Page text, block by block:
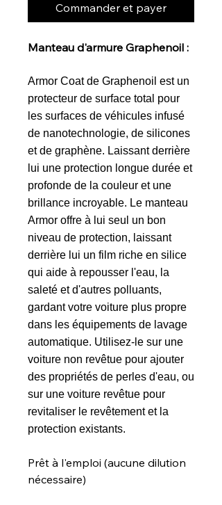
Commander et payer
Manteau d'armure Graphenoil :
Armor Coat de Graphenoil est un
protecteur de surface total pour
les surfaces de véhicules infusé
de nanotechnologie, de silicones
et de graphène. Laissant derrière
lui une protection longue durée et
profonde de la couleur et une
brillance incroyable. Le manteau
Armor offre à lui seul un bon
niveau de protection, laissant
derrière lui un film riche en silice
qui aide à repousser l'eau, la
saleté et d'autres polluants,
gardant votre voiture plus propre
dans les équipements de lavage
automatique. Utilisez-le sur une
voiture non revêtue pour ajouter
des propriétés de perles d'eau, ou
sur une voiture revêtue pour
revitaliser le revêtement et la
protection existants.
Prêt à l'emploi (aucune dilution
nécessaire)